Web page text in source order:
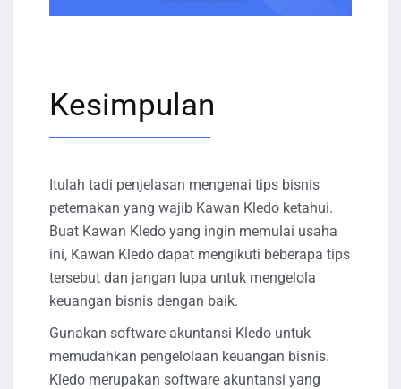
Kesimpulan
Itulah tadi penjelasan mengenai tips bisnis
peternakan yang wajib Kawan Kledo ketahui.
Buat Kawan Kledo yang ingin memulai usaha
ini, Kawan Kledo dapat mengikuti beberapa tips
tersebut dan jangan lupa untuk mengelola
keuangan bisnis dengan baik.
Gunakan software akuntansi Kledo untuk
memudahkan pengelolaan keuangan bisnis.
Kledo merupakan software akuntansi yang